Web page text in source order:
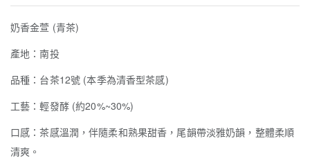
奶香金萱 (青茶)
產地：南投
品種：台茶12號 (本季為清香型茶感)
工藝：輕發酵 (約20%~30%)
口感：茶感溫潤，伴隨柔和熟果甜香，尾韻帶淡雅奶韻，整體柔順
清爽。